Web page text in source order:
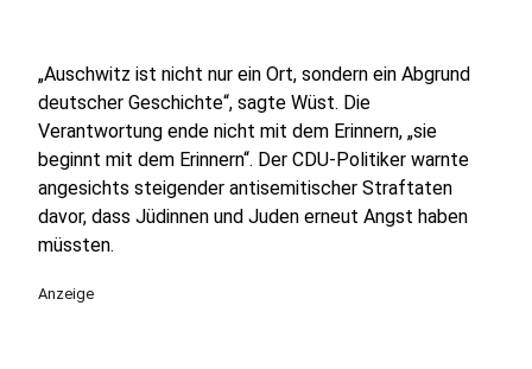
„Auschwitz ist nicht nur ein Ort, sondern ein Abgrund
deutscher Geschichte“, sagte Wüst. Die
Verantwortung ende nicht mit dem Erinnern, „sie
beginnt mit dem Erinnern“. Der CDU-Politiker warnte
angesichts steigender antisemitischer Straftaten
davor, dass Jüdinnen und Juden erneut Angst haben
müssten.
Anzeige